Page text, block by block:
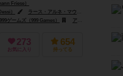
Friese）
）
ラース・アルネ・マウラ・カルスキー（Lars-Arne "Maura" Kalusky）
999ゲームズ（999 Games） アルビ（Albi）
273
お気に入り
654
持ってる